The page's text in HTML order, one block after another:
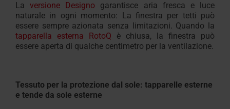
Laversione Designo garantisce aria fresca e luce
naturale in ogni momento: La finestra per tetti può
essere sempre azionata senza limitazioni. Quando la
tapparella esterna RotoQ è chiusa, la finestra può
essere aperta di qualche centimetro per la ventilazione.
Tessuto per la protezione dal sole: tapparelle esterne
e tende da sole esterne